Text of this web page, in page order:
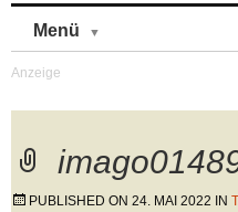
Menü
PUBLISHED ON 24. MAI 2022 IN